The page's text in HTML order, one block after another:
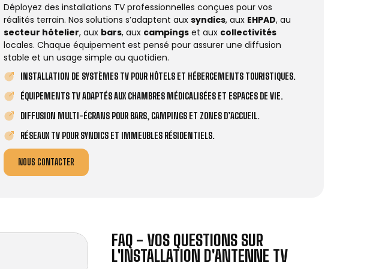
Déployez des installations TV professionnelles conçues pour vos
réalités terrain. Nos solutions s’adaptent aux syndics, aux EHPAD, au
secteur hôtelier, aux bars, aux campings et aux collectivités
locales. Chaque équipement est pensé pour assurer une diffusion
stable et un usage simple au quotidien.
INSTALLATION DE SYSTÈMES TV POUR HÔTELS ET HÉBERGEMENTS TOURISTIQUES.
ÉQUIPEMENTS TV ADAPTÉS AUX CHAMBRES MÉDICALISÉES ET ESPACES DE VIE.
DIFFUSION MULTI-ÉCRANS POUR BARS, CAMPINGS ET ZONES D’ACCUEIL.
RÉSEAUX TV POUR SYNDICS ET IMMEUBLES RÉSIDENTIELS.
NOUS CONTACTER
FAQ - VOS QUESTIONS SUR
L'INSTALLATION D'ANTENNE TV